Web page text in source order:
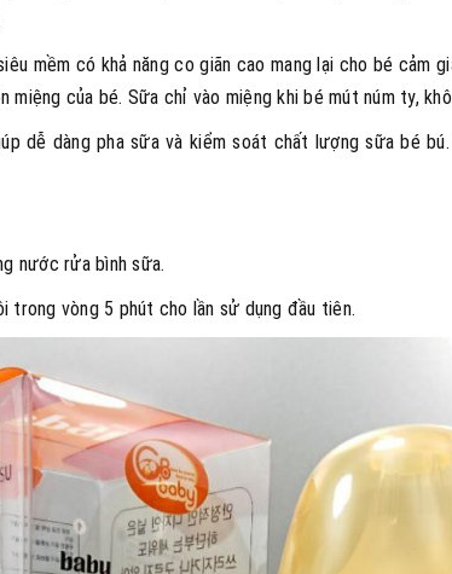
mềm có khả năng co giãn cao mang lại cho bé cảm
của bé. Sữa chỉ vào miệng khi bé mút núm ty,
dễ dàng pha sữa và kiểm soát chất lượng sữa bé
nước rửa bình sữa.
trong vòng 5 phút cho lần sử dụng đầu tiên.